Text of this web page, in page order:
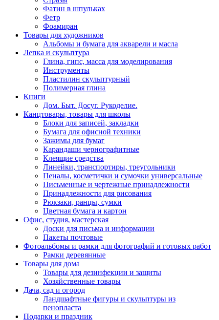
Фатин в шпульках
Фетр
Фоамиран
Товары для художников
Альбомы и бумага для акварели и масла
Лепка и скульптура
Глина, гипс, масса для моделирования
Инструменты
Пластилин скульптурный
Полимерная глина
Книги
Дом. Быт. Досуг. Рукоделие.
Канцтовары, товары для школы
Блоки для записей, закладки
Бумага для офисной техники
Зажимы для бумаг
Карандаши чернографитные
Клеящие средства
Линейки, транспортиры, треугольники
Пеналы, косметички и сумочки универсальные
Письменные и чертежные принадлежности
Принадлежности для рисования
Рюкзаки, ранцы, сумки
Цветная бумага и картон
Офис, студия, мастерская
Доски для письма и информации
Пакеты почтовые
Фотоальбомы и рамки для фотографий и готовых работ
Рамки деревянные
Товары для дома
Товары для дезинфекции и защиты
Хозяйственные товары
Дача, сад и огород
Ландшафтные фигуры и скульптуры из
пенопласта
Подарки и праздник